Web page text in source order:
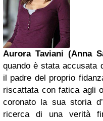
Aurora Taviani (Anna
quando è stata accusata
il padre del proprio
riscattata con fatica agli
coronato la sua storia
ricerca di una verità